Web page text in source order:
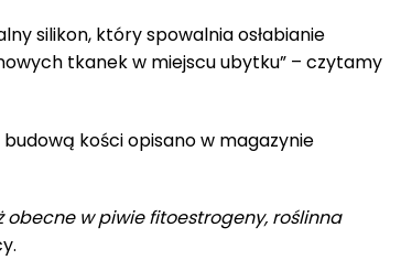
silikon, który spowalnia osłabianie
tkanek w miejscu ubytku” – czytamy
kości opisano w magazynie
w piwie fitoestrogeny, roślinna